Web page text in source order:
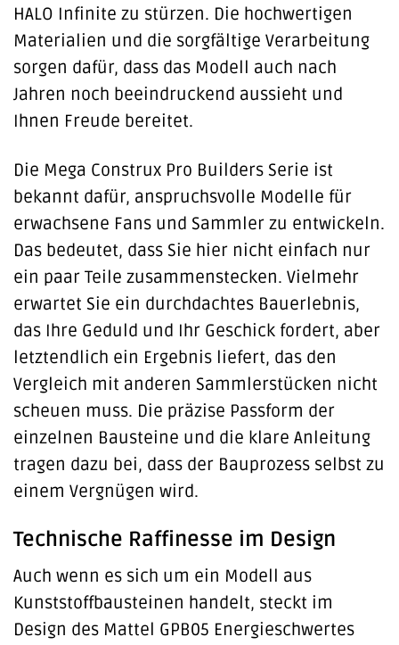
HALO Infinite zu stürzen. Die hochwertigen
Materialien und die sorgfältige Verarbeitung
sorgen dafür, dass das Modell auch nach
Jahren noch beeindruckend aussieht und
Ihnen Freude bereitet.
Die Mega Construx Pro Builders Serie ist
bekannt dafür, anspruchsvolle Modelle für
erwachsene Fans und Sammler zu entwickeln.
Das bedeutet, dass Sie hier nicht einfach nur
ein paar Teile zusammenstecken. Vielmehr
erwartet Sie ein durchdachtes Bauerlebnis,
das Ihre Geduld und Ihr Geschick fordert, aber
letztendlich ein Ergebnis liefert, das den
Vergleich mit anderen Sammlerstücken nicht
scheuen muss. Die präzise Passform der
einzelnen Bausteine und die klare Anleitung
tragen dazu bei, dass der Bauprozess selbst zu
einem Vergnügen wird.
Technische Raffinesse im Design
Auch wenn es sich um ein Modell aus
Kunststoffbausteinen handelt, steckt im
Design des Mattel GPB05 Energieschwertes